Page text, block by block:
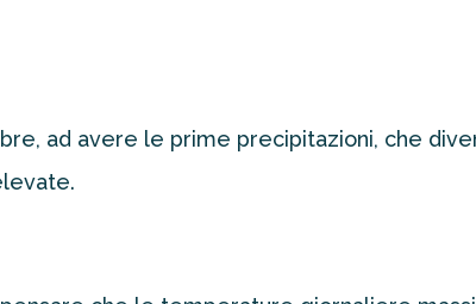
ad avere le prime precipitazioni, che